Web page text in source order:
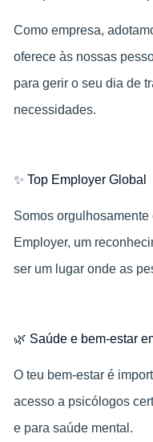
Como empresa,
oferece às nossas
para gerir o seu dia de
necessidades.
✨ Top Employer Global
Somos
Employer, um
ser um lugar onde as
🌿 Saúde e bem-estar
O teu bem‑estar é
acesso a psicólogos
e para saúde mental.